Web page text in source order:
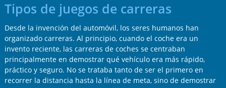
Tipos de juegos de carreras
Desde la invención del automóvil, los seres humanos han
organizado carreras. Al principio, cuando el coche era un
invento reciente, las carreras de coches se centraban
principalmente en demostrar qué vehículo era más rápido,
práctico y seguro. No se trataba tanto de ser el primero en
recorrer la distancia hasta la línea de meta, sino de demostrar